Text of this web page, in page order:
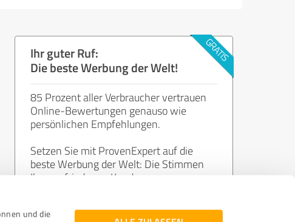
und die
Ihr guter Ruf:
Die beste Werbung der Welt!
85 Prozent aller Verbraucher vertrauen
Online-Bewertungen genauso wie
persönlichen Empfehlungen.
Setzen Sie mit ProvenExpert auf die
beste Werbung der Welt: Die Stimmen
Ihrer zufriedenen Kunden.